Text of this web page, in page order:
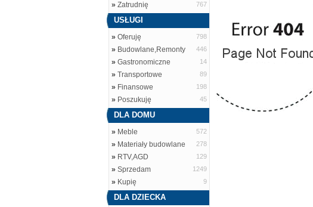
» Zatrudnię 767
USŁUGI
» Oferuję 798
» Budowlane,Remonty 446
» Gastronomiczne 14
» Transportowe 89
» Finansowe 198
» Poszukuję 45
DLA DOMU
» Meble 572
» Materiały budowlane 278
» RTV,AGD 129
» Sprzedam 1249
» Kupię 9
DLA DZIECKA